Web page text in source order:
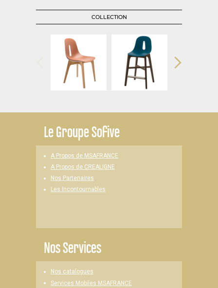
COLLECTION
LeGroupe Sofive
A Propos de MSAFRANCE
A Propos de CREALIGNE
Nos Partenaires
Les Incontournables
Nos Services
Nos catalogues
Services Mobiles MSAFRANCE